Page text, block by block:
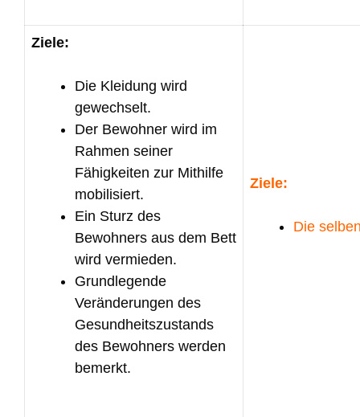
Ziele:
Die Kleidung wird
gewechselt.
Der Bewohner wird im
Rahmen seiner
Fähigkeiten zur Mithilfe
mobilisiert.
Ein Sturz des
Bewohners aus dem Bett
wird vermieden.
Grundlegende
Veränderungen des
Gesundheitszustands
des Bewohners werden
bemerkt.
Ziele:
Die